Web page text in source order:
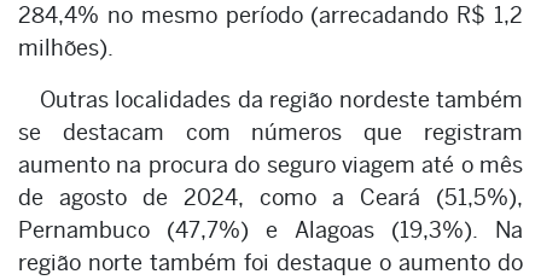
284,4% no mesmo período (arrecadando R$ 1,2
milhões).
Outras localidades da região nordeste também
se destacam com números que registram
aumento na procura do seguro viagem até o mês
de agosto de 2024, como a Ceará (51,5%),
Pernambuco (47,7%) e Alagoas (19,3%). Na
região norte também foi destaque o aumento do